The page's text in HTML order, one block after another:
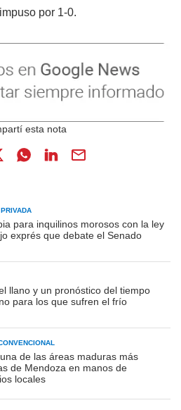
por 1-0.
para inquilinos morosos con la ley
exprés que debate el Senado
llano y un pronóstico del tiempo
para los que sufren el frío
de las áreas maduras más
de Mendoza en manos de
locales